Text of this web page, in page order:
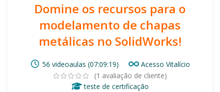
Domine os recursos para o
modelamento de chapas
metálicas no SolidWorks!
56 videoaulas (07:09:19)
Acesso Vitalício
(1 avaliação de cliente)
teste de certificação